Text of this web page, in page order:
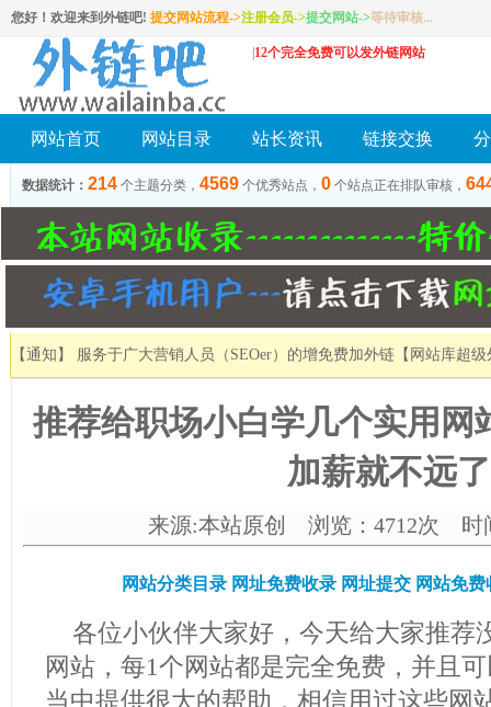
您好！欢迎来到外链吧! 提交网站流程->注册会员->提交网站->等待审核...
12个完全免费可以发外链网站
网站首页 网站目录 站长资讯 链接交换
数据统计： 214 个主题分类， 4569 个优秀站点， 0 个站点正在排队审核，
【通知】 服务于广大营销人员（SEOer）的增免费加外链 【网站库超
推荐给职场小白学几个实用网
加薪就不远了
来源:本站原创 浏览：4712次 时
网站分类目录 网址免费收录 网址提交 网站免费
各位小伙伴大家好，今天给大家推荐
网站，每1个网站都是完全免费，并且
当中提供很大的帮助，相信用过这些网